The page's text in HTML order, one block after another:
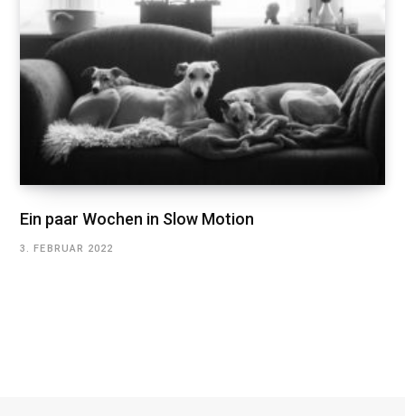
Ein paar Wochen in Slow Motion
3. FEBRUAR 2022